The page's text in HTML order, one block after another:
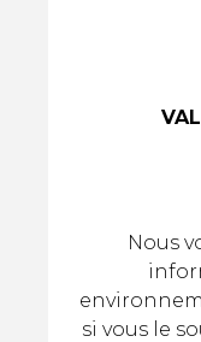
Nous
si vous le